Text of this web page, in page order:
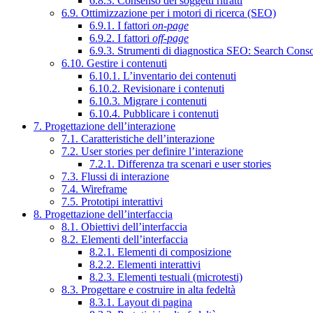
6.9. Ottimizzazione per i motori di ricerca (SEO)
6.9.1. I fattori on-page
6.9.2. I fattori off-page
6.9.3. Strumenti di diagnostica SEO: Search
6.10. Gestire i contenuti
6.10.1. L’inventario dei contenuti
6.10.2. Revisionare i contenuti
6.10.3. Migrare i contenuti
6.10.4. Pubblicare i contenuti
7. Progettazione dell’interazione
7.1. Caratteristiche dell’interazione
7.2. User stories per definire l’interazione
7.2.1. Differenza tra scenari e user stories
7.3. Flussi di interazione
7.4. Wireframe
7.5. Prototipi interattivi
8. Progettazione dell’interfaccia
8.1. Obiettivi dell’interfaccia
8.2. Elementi dell’interfaccia
8.2.1. Elementi di composizione
8.2.2. Elementi interattivi
8.2.3. Elementi testuali (microtesti)
8.3. Progettare e costruire in alta fedeltà
8.3.1. Layout di pagina